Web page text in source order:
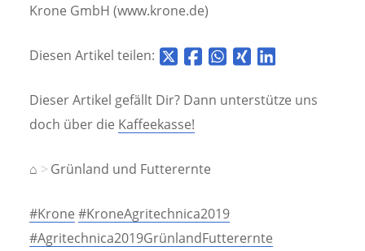
Krone GmbH (www.krone.de)
Diesen Artikel teilen:
Dieser Artikel gefällt Dir? Dann unterstütze uns
doch über die Kaffeekasse!
⌂ Grünland und Futterernte
#Krone #KroneAgritechnica2019
#Agritechnica2019GrünlandFutterernte